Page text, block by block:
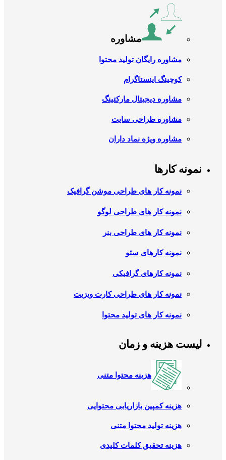
مشاوره
مشاوره رایگان تولید محتوا
کوچینگ اینستاگرام
مشاوره دیجیتال مارکتینگ
مشاوره طراحی سایت
مشاوره ویژه نماد داران
نمونه کارها
نمونه کار های طراحی موشن گرافیک
نمونه کار های طراحی لوگو
نمونه کار های طراحی بنر
نمونه کارهای سئو
نمونه کارهای گرافیکی
نمونه کار های طراحی کارت ویزیت
نمونه کار های تولید محتوا
لیست هزینه و زمان
هزینه محتوا متنی
هزینه کمپین بازاریابی محتوایی
هزینه تولید محتوا متنی
هزینه تحقیق کلمات کلیدی